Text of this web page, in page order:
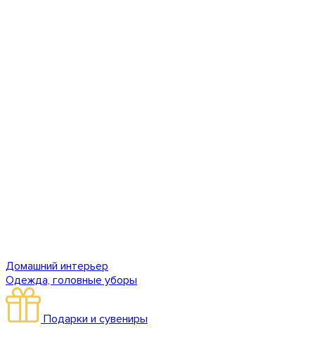
Домашний интерьер
Одежда, головные уборы
Подарки и сувениры